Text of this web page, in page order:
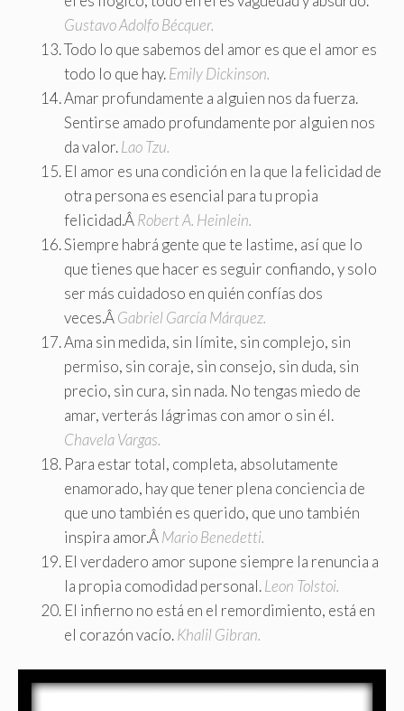
Gustavo Adolfo Bécquer.
Todo lo que sabemos del amor es que el amor es
todo lo que hay.Emily Dickinson.
Amar profundamente a alguien nos da fuerza.
Sentirse amado profundamente por alguien nos
da valor.Lao Tzu.
El amor es una condición en la que la felicidad de
otra persona es esencial para tu propia
felicidad.ÂRobert A. Heinlein.
Siempre habrá gente que te lastime, así que lo
que tienes que hacer es seguir confiando, y solo
ser más cuidadoso en quién confías dos
veces.ÂGabriel García Márquez.
Ama sin medida, sin límite, sin complejo, sin
permiso, sin coraje, sin consejo, sin duda, sin
precio, sin cura, sin nada. No tengas miedo de
amar, verterás lágrimas con amor o sin él.
Chavela Vargas.
Para estar total, completa, absolutamente
enamorado, hay que tener plena conciencia de
que uno también es querido, que uno también
inspira amor.ÂMario Benedetti.
El verdadero amor supone siempre la renuncia a
la propia comodidad personal.Leon Tolstoi.
El infierno no está en el remordimiento, está en
el corazón vacío.Khalil Gibran.